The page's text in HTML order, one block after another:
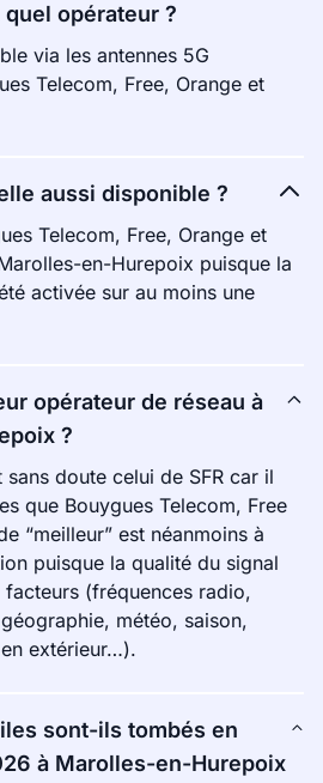
opérateur ?
via les antennes 5G
Telecom, Free, Orange et
aussi disponible ?
Telecom, Free, Orange et
en-Hurepoix puisque la
activée sur au moins une
opérateur de réseau à
?
doute celui de SFR car il
que Bouygues Telecom, Free
“meilleur” est néanmoins à
puisque la qualité du signal
(fréquences radio,
météo, saison,
extérieur…).
sont-ils tombés en
à Marolles-en-Hurepoix